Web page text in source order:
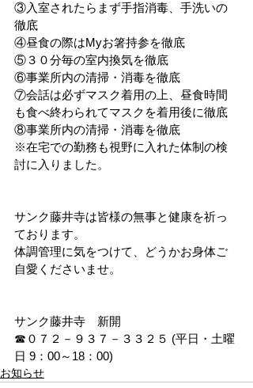
③入室されたらまず手指消毒、手洗いの
徹底
④昼食の際はMyお箸持参を徹底
⑤３０分毎の室内換気を徹底
⑥事業所内の清掃・消毒を徹底
⑦会話は必ずマスク着用の上、昼食時間
も食べ終わられてマスクを着用後に徹底
⑧事業所内の清掃・消毒を徹底
※在宅での勤務も視野に入れた体制の検
討に入りました。
サンク藤井寺は皆様の無事と健康を祈っ
ております。
体調管理に気をつけて、どうかお身体ご
自愛くださいませ。
サンク藤井寺　新開
☎０７２－９３７－３３２５ (平日・土曜
日 9：00～18：00)
お知らせ